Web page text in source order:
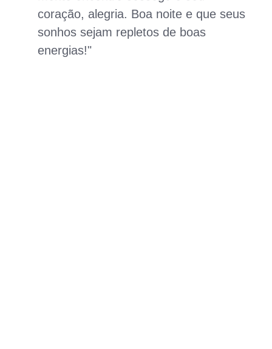
coração, alegria. Boa noite e que seus
sonhos sejam repletos de boas
energias!"